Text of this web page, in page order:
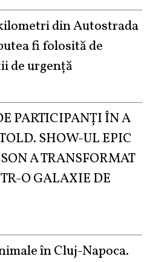
din Autostrada
fi folosită de
de urgență
PARTICIPANȚI ÎN A
SHOW-UL EPIC
A TRANSFORMAT
O GALAXIE DE
în Cluj-Napoca.